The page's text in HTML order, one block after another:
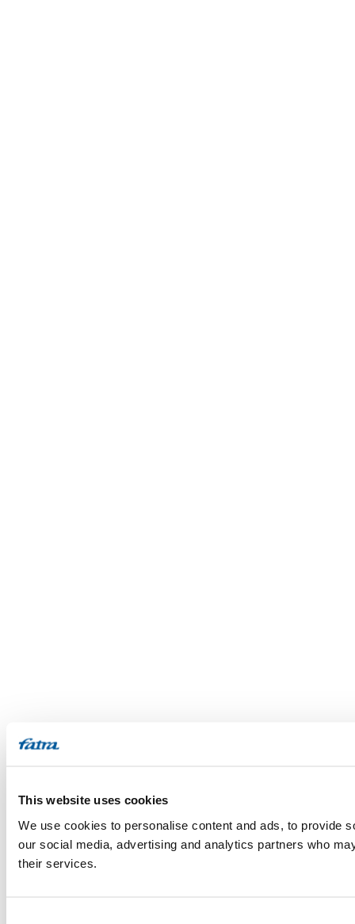
This website uses cookies
We use cookies to personalise content and ads, to provide
our social media, advertising and analytics partners who
their services.